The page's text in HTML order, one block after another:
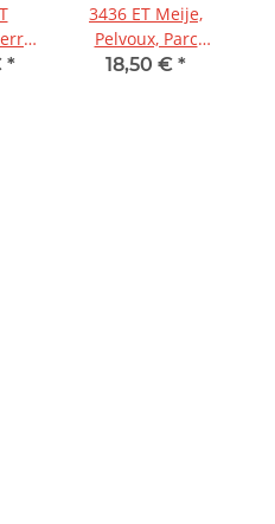
*
3436 ET Meije,
Pelvoux, Parc
national des
18,50 € *